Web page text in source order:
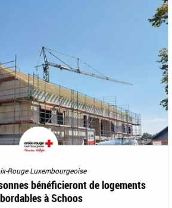
Rouge Luxembourgeoise
bénéficieront de logements
à Schoos